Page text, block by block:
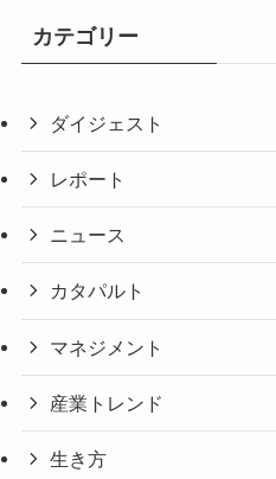
カテゴリー
ダイジェスト
レポート
ニュース
カタパルト
マネジメント
産業トレンド
生き方